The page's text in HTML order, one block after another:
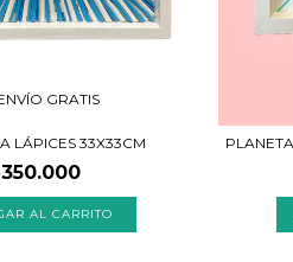
GRATIS
LÁPICES 33X33CM